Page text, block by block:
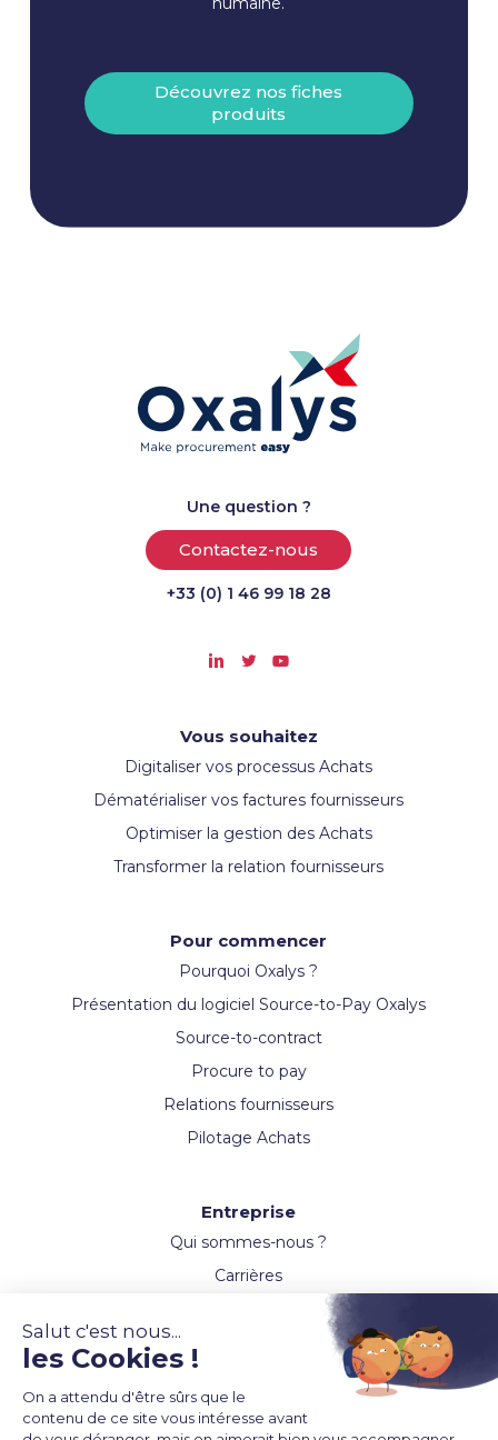
Découvrez nos fiches
produits
Une question ?
Contactez-nous
+33 (0) 1 46 99 18 28
Vous souhaitez
Digitaliser vos processus Achats
Dématérialiser vos factures fournisseurs
Optimiser la gestion des Achats
Transformer la relation fournisseurs
Pour commencer
Pourquoi Oxalys ?
Présentation du logiciel Source-to-Pay Oxalys
Source-to-contract
Procure to pay
Relations fournisseurs
Pilotage Achats
Entreprise
Qui sommes-nous ?
Carrières
Ressources
Evènements
Webinaires